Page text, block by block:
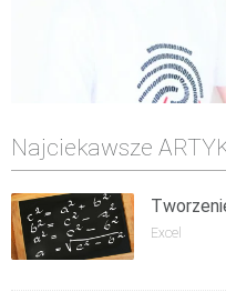
Najciekawsze
Excel